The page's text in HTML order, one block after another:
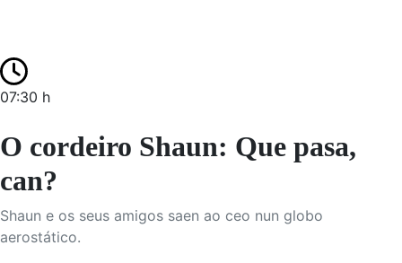
07:30 h
O cordeiro Shaun: Que pasa,
can?
Shaun e os seus amigos saen ao ceo nun globo
aerostático.